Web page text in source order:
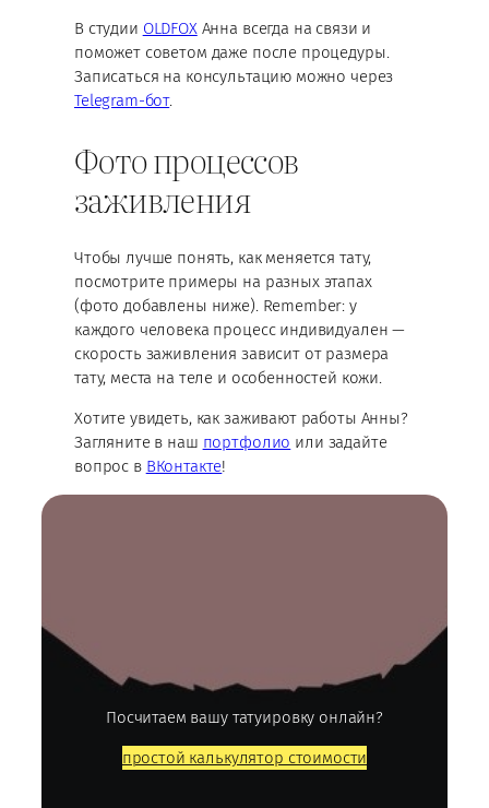
В студии OLDFOXАнна всегда на связи и
поможет советом даже после процедуры.
Записаться на консультацию можно через
Telegram-бот.
Фото процессов
заживления
Чтобы лучше понять, как меняется тату,
посмотрите примеры на разных этапах
(фото добавлены ниже). Remember: у
каждого человека процесс индивидуален —
скорость заживления зависит от размера
тату, места на теле и особенностей кожи.
Хотите увидеть, как заживают работы Анны?
Загляните в наш портфолио или задайте
вопрос в ВКонтакте!
Посчитаем вашу татуировку онлайн?
простой калькулятор стоимости